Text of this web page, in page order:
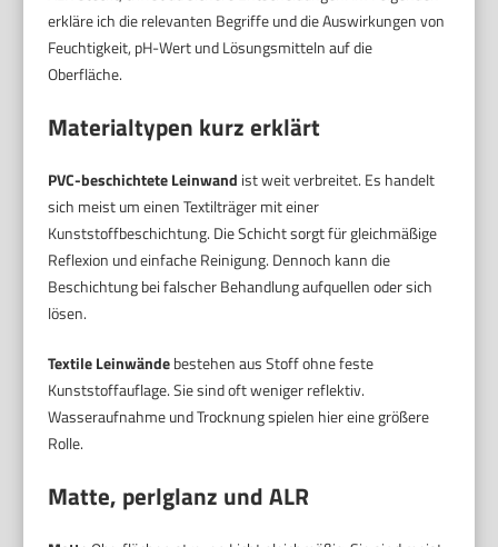
erkläre ich die relevanten Begriffe und die Auswirkungen von
Feuchtigkeit, pH-Wert und Lösungsmitteln auf die
Oberfläche.
Materialtypen kurz erklärt
PVC-beschichtete Leinwand ist weit verbreitet. Es handelt
sich meist um einen Textilträger mit einer
Kunststoffbeschichtung. Die Schicht sorgt für gleichmäßige
Reflexion und einfache Reinigung. Dennoch kann die
Beschichtung bei falscher Behandlung aufquellen oder sich
lösen.
Textile Leinwändebestehen aus Stoff ohne feste
Kunststoffauflage. Sie sind oft weniger reflektiv.
Wasseraufnahme und Trocknung spielen hier eine größere
Rolle.
Matte, perlglanz und ALR